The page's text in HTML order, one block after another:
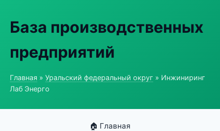
База производственных
предприятий
Главная » Уральский федеральный округ » Инжиниринг
Лаб Энерго
🏠 Главная